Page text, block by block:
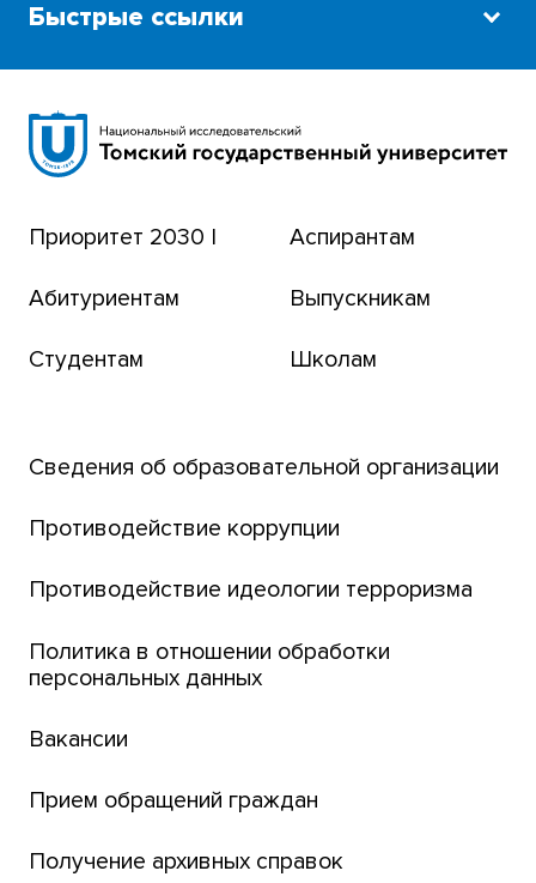
Быстрые ссылки
Сибирский ботанический сад
Томский региональный центр коллективного
Транссибирский научный путь
Парк социогуманитарных технологий ТГУ
Английский для всех
ТГУ
Интернет-лицей
Открытые онлайн-курсы (MOOCs)
Платежи онлайн
Банк инициатив по развитию университета
Приоритет 2030 |
Абитуриентам
Студентам
Аспирантам
Выпускникам
Школам
Сведения об образовательной организации
Противодействие коррупции
Противодействие идеологии терроризма
Политика в отношении обработки
персональных данных
Вакансии
Прием обращений граждан
Получение архивных справок